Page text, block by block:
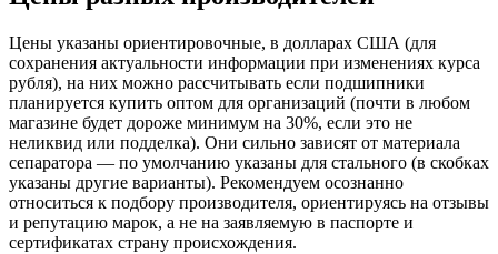
Цены указаны ориентировочные, в долларах США (для
сохранения актуальности информации при изменениях курса
рубля), на них можно рассчитывать если подшипники
планируется купить оптом для организаций (почти в любом
магазине будет дороже минимум на 30%, если это не
неликвид или подделка). Они сильно зависят от материала
сепаратора — по умолчанию указаны для стального (в скобках
указаны другие варианты). Рекомендуем осознанно
относиться к подбору производителя, ориентируясь на отзывы
и репутацию марок, а не на заявляемую в паспорте и
сертификатах страну происхождения.